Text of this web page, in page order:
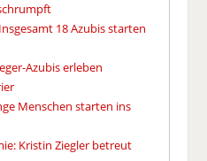
18 Azubis starten
Azubis erleben
Menschen starten ins
Kristin Ziegler betreut